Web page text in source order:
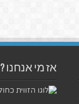
אז מי אנחנו ?